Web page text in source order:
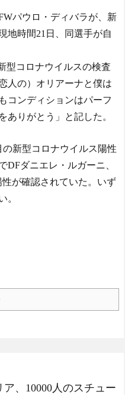
パウロ・ディバラが、新
地時間21日、同選手が自
型コロナウイルスの検査
人の）オリアーナと僕は
コンディションはパーフ
ありがとう」と記した。
新型コロナウイルス陽性
DFダニエレ・ルガーニ、
が確認されていた。いず
。
、10000人のスチュー